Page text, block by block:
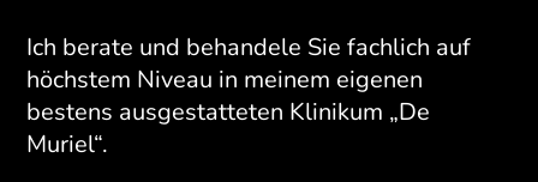
Ich berate und behandele Sie fachlich auf
höchstem Niveau in meinem eigenen
bestens ausgestatteten Klinikum „De
Muriel“.